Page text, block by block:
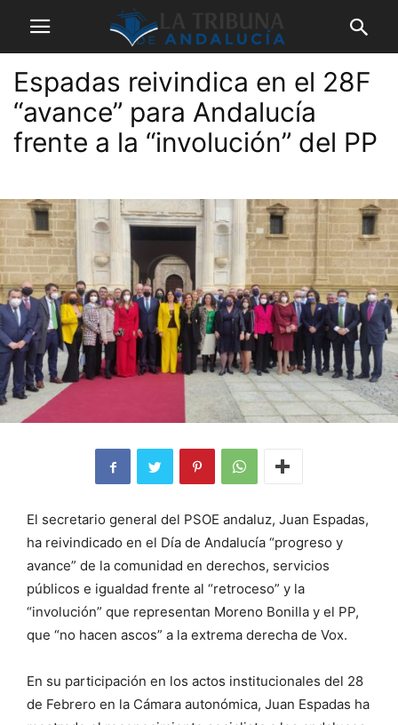
Espadas reivindica en el 28F
“avance” para Andalucía
frente a la “involución” del PP
El secretario general del PSOE andaluz, Juan Espadas,
ha reivindicado en el Día de Andalucía “progreso y
avance” de la comunidad en derechos, servicios
públicos e igualdad frente al “retroceso” y la
“involución” que representan Moreno Bonilla y el PP,
que “no hacen ascos” a la extrema derecha de Vox.
En su participación en los actos institucionales del 28
de Febrero en la Cámara autonómica, Juan Espadas ha